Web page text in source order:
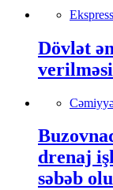
Dövlət
drenaj
səbəb